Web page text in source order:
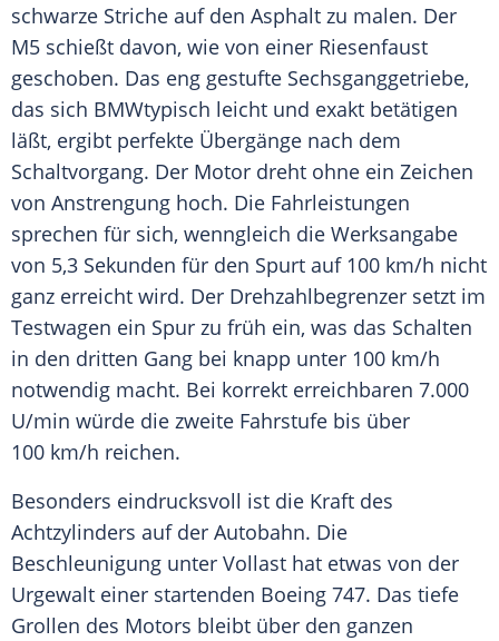
schwarze Striche auf den Asphalt zu malen. Der
M5 schießt davon, wie von einer Riesenfaust
geschoben. Das eng gestufte Sechsganggetriebe,
das sich BMWtypisch leicht und exakt betätigen
läßt, ergibt perfekte Übergänge nach dem
Schaltvorgang. Der Motor dreht ohne ein Zeichen
von Anstrengung hoch. Die Fahrleistungen
sprechen für sich, wenngleich die Werksangabe
von 5,3 Sekunden für den Spurt auf 100 km/h nicht
ganz erreicht wird. Der Drehzahlbegrenzer setzt im
Testwagen ein Spur zu früh ein, was das Schalten
in den dritten Gang bei knapp unter 100 km/h
notwendig macht. Bei korrekt erreichbaren 7.000
U/min würde die zweite Fahrstufe bis über
100 km/h reichen.
Besonders eindrucksvoll ist die Kraft des
Achtzylinders auf der Autobahn. Die
Beschleunigung unter Vollast hat etwas von der
Urgewalt einer startenden Boeing 747. Das tiefe
Grollen des Motors bleibt über den ganzen